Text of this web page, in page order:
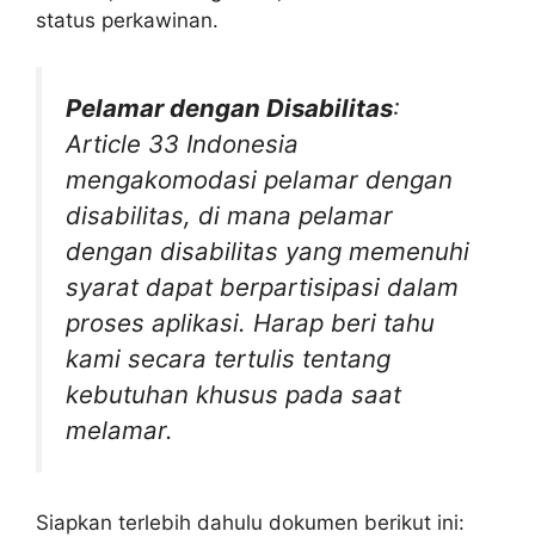
status perkawinan.
Pelamar dengan Disabilitas:
Article 33 Indonesia
mengakomodasi pelamar dengan
disabilitas, di mana pelamar
dengan disabilitas yang memenuhi
syarat dapat berpartisipasi dalam
proses aplikasi. Harap beri tahu
kami secara tertulis tentang
kebutuhan khusus pada saat
melamar.
Siapkan terlebih dahulu dokumen berikut ini: